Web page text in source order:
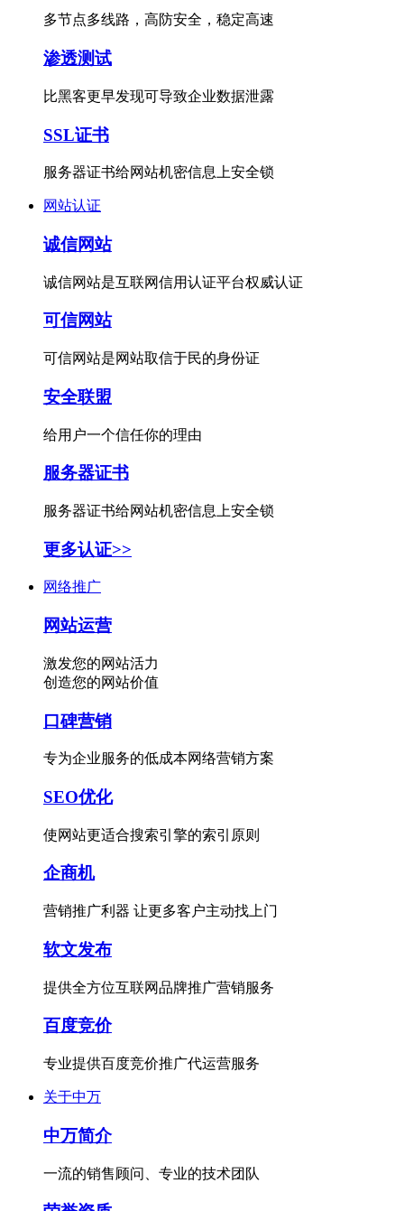
多节点多线路，高防安全，稳定高速
渗透测试
比黑客更早发现可导致企业数据泄露
SSL证书
服务器证书给网站机密信息上安全锁
网站认证
诚信网站
诚信网站是互联网信用认证平台权威认证
可信网站
可信网站是网站取信于民的身份证
安全联盟
给用户一个信任你的理由
服务器证书
服务器证书给网站机密信息上安全锁
更多认证>>
网络推广
网站运营
激发您的网站活力
创造您的网站价值
口碑营销
专为企业服务的低成本网络营销方案
SEO优化
使网站更适合搜索引擎的索引原则
企商机
营销推广利器 让更多客户主动找上门
软文发布
提供全方位互联网品牌推广营销服务
百度竞价
专业提供百度竞价推广代运营服务
关于中万
中万简介
一流的销售顾问、专业的技术团队